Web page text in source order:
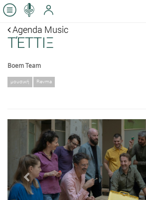
Agenda Music
ΤΈΤΤΙΞ
Boem Team
μουσική Revma
Previous